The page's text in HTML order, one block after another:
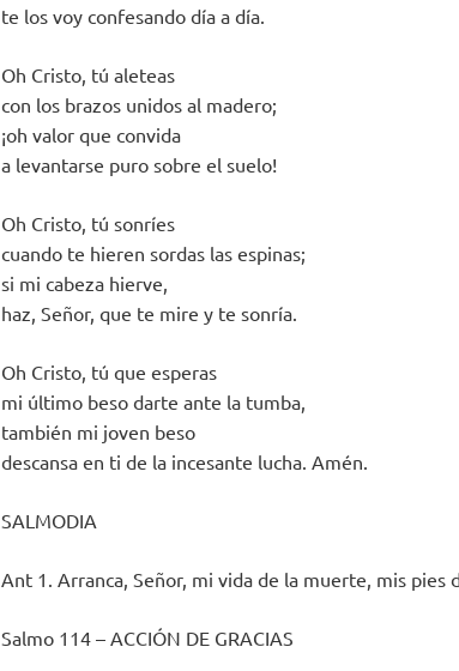
te los voy confesando día a día.
Oh Cristo, tú aleteas
con los brazos unidos al madero;
¡oh valor que convida
a levantarse puro sobre el suelo!
Oh Cristo, tú sonríes
cuando te hieren sordas las espinas;
si mi cabeza hierve,
haz, Señor, que te mire y te sonría.
Oh Cristo, tú que esperas
mi último beso darte ante la tumba,
también mi joven beso
descansa en ti de la incesante lucha. Amén.
SALMODIA
Ant 1. Arranca, Señor, mi vida de la muerte, mis pies
Salmo 114 – ACCIÓN DE GRACIAS